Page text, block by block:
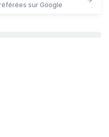
sur Google